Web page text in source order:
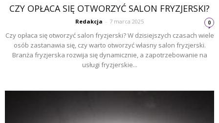
CZY OPŁACA SIĘ OTWORZYĆ SALON FRYZJERSKI?
Redakcja - 7 marca 2025 0
Czy opłaca się otworzyć salon fryzjerski? W dzisiejszych czasach wiele
osób zastanawia się, czy warto otworzyć własny salon fryzjerski.
Branża fryzjerska rozwija się dynamicznie, a zapotrzebowanie na
usługi fryzjerskie...